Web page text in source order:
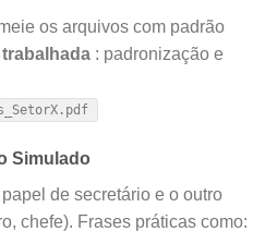
os arquivos com padrão
: padronização e
Simulado
de secretário e o outro
chefe). Frases práticas como: